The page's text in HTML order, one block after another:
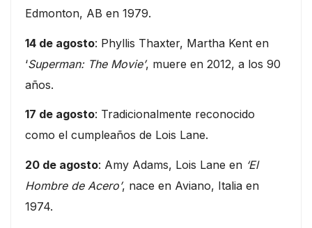
Edmonton, AB en 1979.
14 de agosto: Phyllis Thaxter, Martha Kent en
‘Superman: The Movie’, muere en 2012, a los 90
años.
17 de agosto: Tradicionalmente reconocido
como el cumpleaños de Lois Lane.
20 de agosto: Amy Adams, Lois Lane en ‘El
Hombre de Acero’, nace en Aviano, Italia en
1974.